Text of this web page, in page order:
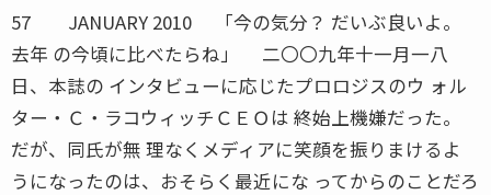
57 JANUARY 2010 「今の気分？ だいぶ良いよ。
去年 の今頃に比べたらね」 二〇〇九年十一月一八
日、本誌の インタビューに応じたプロロジスのウ ォル
ター・Ｃ・ラコウィッチＣＥＯは 終始上機嫌だった。
だが、同氏が無 理なくメディアに笑顔を振りまけるよ
うになったのは、おそらく最近にな ってからのことだろ